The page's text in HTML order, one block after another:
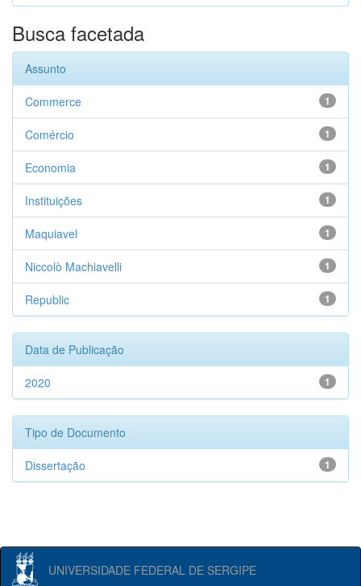
Busca facetada
Assunto
1
Commerce
1
Comércio
1
Economia
1
Instituições
1
Maquiavel
1
Niccolò Machiavelli
1
Republic
Data de Publicação
1
2020
Tipo de Documento
1
Dissertação
UNIVERSIDADE FEDERAL DE SERGIPE